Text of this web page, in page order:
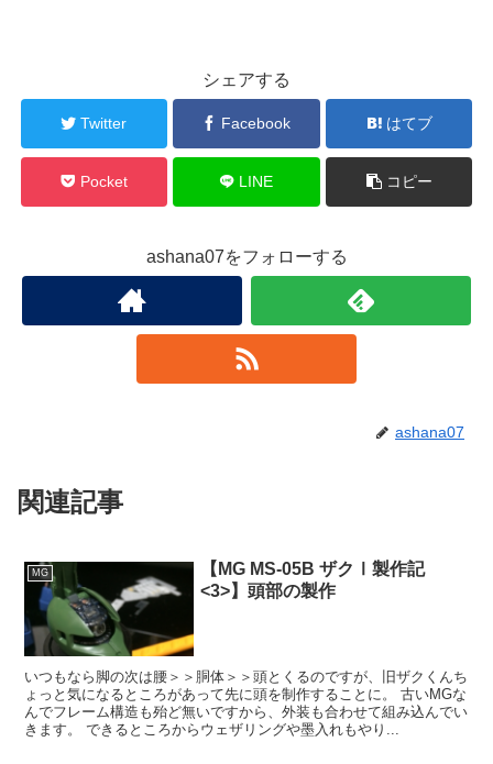
シェアする
Twitter Facebook はてブ
Pocket LINE コピー
ashana07をフォローする
ashana07
関連記事
MG
【MG MS-05B ザクⅠ製作記
<3>】頭部の製作
いつもなら脚の次は腰＞＞胴体＞＞頭とくるのですが、旧ザクくんち
ょっと気になるところがあって先に頭を制作することに。 古いMGな
んでフレーム構造も殆ど無いですから、外装も合わせて組み込んでい
きます。 できるところからウェザリングや墨入れもやり...